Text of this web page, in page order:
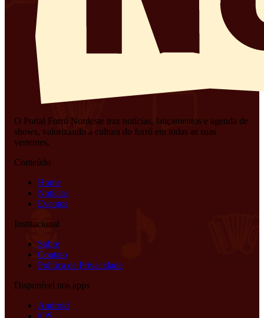
O Portal Forró Nordeste traz notícias, lançamentos e agenda de
shows, valorizando a cultura do forró em todas as suas
vertentes.
Conteúdo
Home
Notícias
Eventos
Institucional
Sobre
Contato
Política de Privacidade
Disponível nos apps
Android
iOS